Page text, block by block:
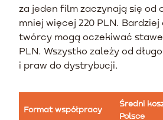
za jeden film zaczynają się od
mniej więcej 220 PLN.
twórcy mogą oczekiwać
PLN. Wszystko zależy od
i praw do dystrybucji.
Format współpracy
Średni
Polsce